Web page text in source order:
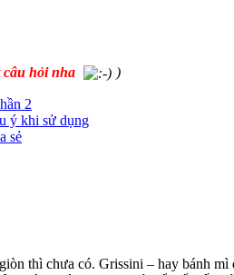
hỏi nha )
2
ý khi sử dụng
sẻ
thì chưa có. Grissini – hay bánh